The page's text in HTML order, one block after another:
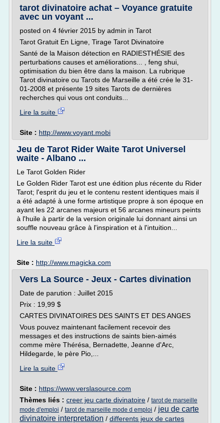
tarot divinatoire achat – Voyance gratuite
avec un voyant ...
posted on 4 février 2015 by admin in Tarot
Tarot Gratuit En Ligne, Tirage Tarot Divinatoire
Santé de la Maison détection en RADIESTHÉSIE des
perturbations causes et améliorations... , feng shui,
optimisation du bien être dans la maison. La rubrique
Tarot divinatoire ou Tarots de Marseille a été crée le 31-
01-2008 et présente 19 sites Tarots de dernières
recherches qui vous ont conduits...
Lire la suite
Site : http://www.voyant.mobi
Jeu de Tarot Rider Waite Tarot Universel
waite - Albano ...
Le Tarot Golden Rider
Le Golden Rider Tarot est une édition plus récente du Rider
Tarot; l'esprit du jeu et le contenu restent identiques mais il
a été adapté à une forme artistique propre à son époque en
ayant les 22 arcanes majeurs et 56 arcanes mineurs peints
à l'huile à partir de la version originale lui donnant ainsi un
souffle nouveau grâce à l'inspiration et à l'intuition...
Lire la suite
Site : http://www.magicka.com
Vers La Source - Jeux - Cartes divination
Date de parution : Juillet 2015
Prix : 19,99 $
CARTES DIVINATOIRES DES SAINTS ET DES ANGES
Vous pouvez maintenant facilement recevoir des
messages et des instructions de saints bien-aimés
comme mère Thérésa, Bernadette, Jeanne d'Arc,
Hildegarde, le père Pio,...
Lire la suite
Site : https://www.verslasource.com
Thèmes liés : creer jeu carte divinatoire / tarot de marseille
mode d'emploi / tarot de marseille mode d emploi / jeu de carte
divinatoire interpretation / differents jeux de cartes